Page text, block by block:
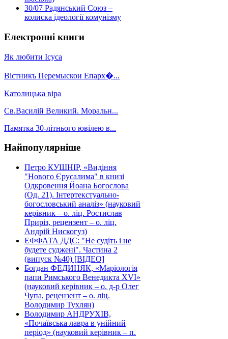
30/07 Радянський Союз –
колиска ідеології комунізму
Електронні книги
Як любити Ісуса
Вістникъ Перемыскои Епарх�...
Католицька віра
Св.Василій Великий. Моральн...
Памятка 30-літнього ювілею в...
Найпопулярніше
Петро КУШНІР, «Видіння
"Нового Єрусалима" в книзі
Одкровення Йоана Богослова
(Од. 21). Інтертекстуально-
богословський аналіз» (науковий
керівник – о. ліц. Ростислав
Приріз, рецензент – о. ліц.
Андрій Нискогуз)
ЕФФАТА ДДС: "Не судіть і не
будете суджені". Частина 2
(випуск №40) [ВІДЕО]
Богдан ФЕДИНЯК, «Маріологія
папи Римського Венедикта XVI»
(науковий керівник – о. д-р Олег
Чупа, рецензент – о. ліц.
Володимир Тухлян)
Володимир АНДРУХІВ,
«Почаївська лавра в унійний
період» (науковий керівник – п.